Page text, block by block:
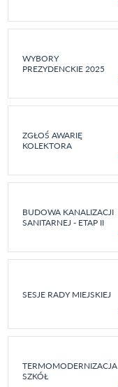
WYBORY
PREZYDENCKIE 2025
ZGŁOŚ AWARIĘ
KOLEKTORA
BUDOWA KANALIZACJI
SANITARNEJ - ETAP II
SESJE RADY MIEJSKIEJ
TERMOMODERNIZACJA
SZKÓŁ